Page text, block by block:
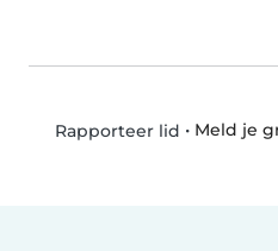
Rapporteer lid • Meld je